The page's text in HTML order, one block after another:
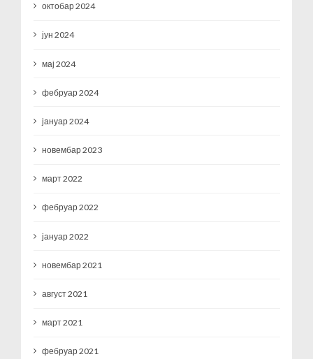
октобар 2024
јун 2024
мај 2024
фебруар 2024
јануар 2024
новембар 2023
март 2022
фебруар 2022
јануар 2022
новембар 2021
август 2021
март 2021
фебруар 2021